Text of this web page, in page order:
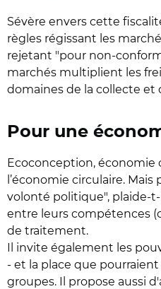
page sur Facebook
page sur Linkedin
page sur Twitter
page sur Courriel
Sévère envers cette
règles régissant les
rejetant "pour non-
marchés multiplient les
domaines de la collecte et
Pour une
Ecoconception, économie
l’économie circulaire.
volonté politique", plaide-
entre leurs compétences
de traitement.
Il invite également les
- et la place que
groupes. Il propose aussi